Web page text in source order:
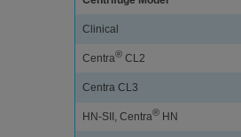
Clinical
Centra® CL2
Centra CL3
HN-SII, Centra® HN